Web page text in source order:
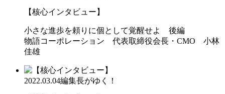
【核心インタビュー】
小さな進歩を頼りに個として覚醒せよ 後編
物語コーポレーション 代表取締役会長・CMO 小林
佳雄
2022.03.04編集長がゆく！